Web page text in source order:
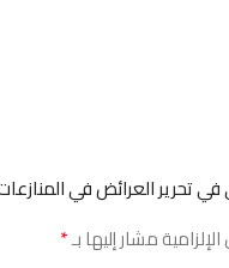
العرائض في المنازعات
مشار إليها بـ*